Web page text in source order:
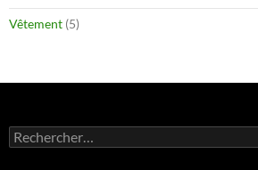
Vêtement (5)
Rechercher :